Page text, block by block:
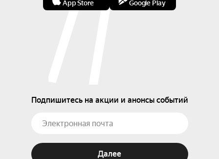
App Store Google Play
Подпишитесь на акции и анонсы событий
Далее